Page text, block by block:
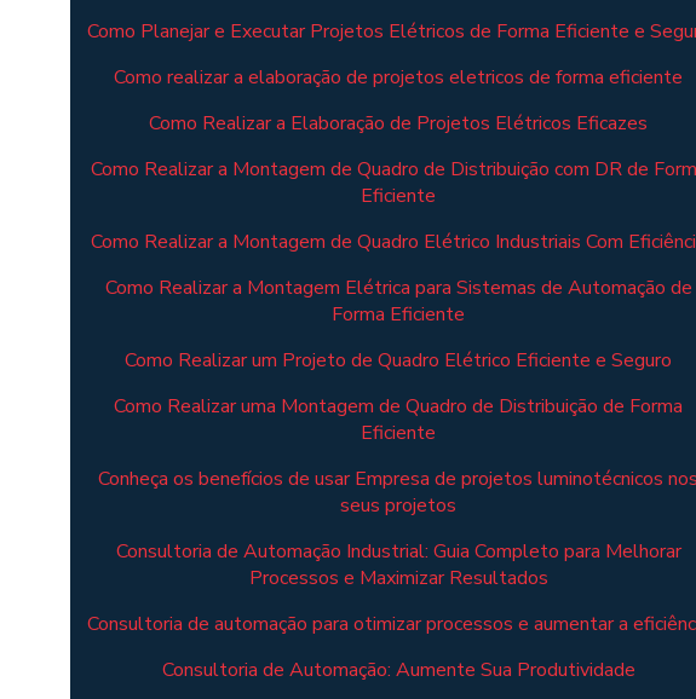
Como Planejar e Executar Projetos Elétricos de Forma Eficiente e
Como realizar a elaboração de projetos eletricos de forma eficiente
Como Realizar a Elaboração de Projetos Elétricos Eficazes
Como Realizar a Montagem de Quadro de Distribuição com DR de
Eficiente
Como Realizar a Montagem de Quadro Elétrico Industriais Com
Como Realizar a Montagem Elétrica para Sistemas de Automação de
Forma Eficiente
Como Realizar um Projeto de Quadro Elétrico Eficiente e Seguro
Como Realizar uma Montagem de Quadro de Distribuição de Forma
Eficiente
Conheça os benefícios de usar Empresa de projetos luminotécnicos
seus projetos
Consultoria de Automação Industrial: Guia Completo para Melhorar
Processos e Maximizar Resultados
Consultoria de automação para otimizar processos e aumentar a
Consultoria de Automação: Aumente Sua Produtividade